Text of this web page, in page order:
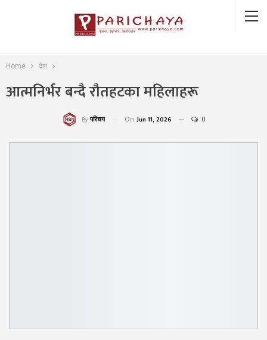
Home देश
आत्मनिर्भर बन्दै रौतहटका महिलाहरू
By परिचय On Jun 11, 2026 0